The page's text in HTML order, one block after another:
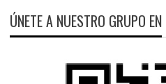
ÚNETE A NUESTRO GRUPO